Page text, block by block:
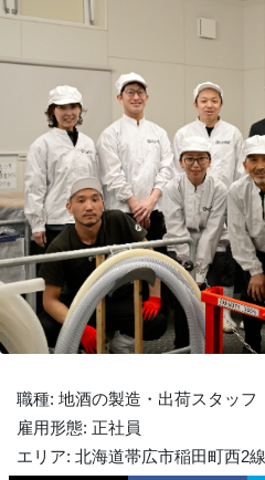
職種: 地酒の製造・出荷スタッフ
雇用形態: 正社員
エリア: 北海道帯広市稲田町西2